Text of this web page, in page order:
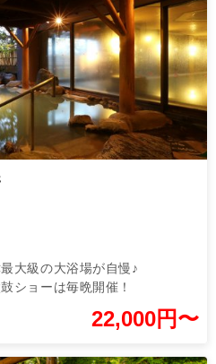
大級の大浴場が自慢♪
ショーは毎晩開催！
22,000円〜